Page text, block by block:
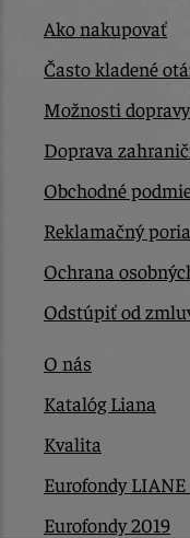
Ako nakupovať
Často kladené
Možnosti
Doprava
Obchodné
Reklamačný
Ochrana
Odstúpiť od
O nás
Katalóg Liana
Kvalita
Eurofondy
Eurofondy 2019